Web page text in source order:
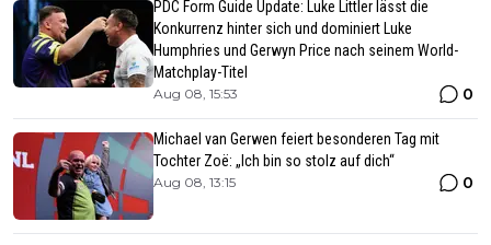
PDC Form Guide Update: Luke Littler lässt die
Konkurrenz hinter sich und dominiert Luke
Humphries und Gerwyn Price nach seinem World-
Matchplay-Titel
Aug 08, 15:53 0
Michael van Gerwen feiert besonderen Tag mit
Tochter Zoë: „Ich bin so stolz auf dich“
Aug 08, 13:15 0